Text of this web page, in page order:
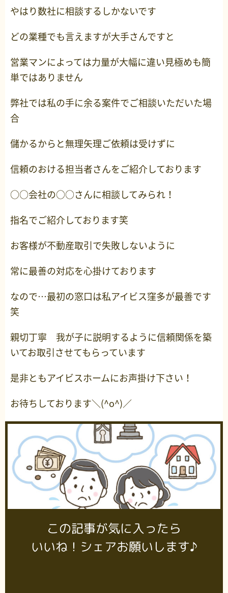
やはり数社に相談するしかないです
どの業種でも言えますが大手さんですと
営業マンによっては力量が大幅に違い見極めも簡
単ではありません
弊社では私の手に余る案件でご相談いただいた場
合
儲かるからと無理矢理ご依頼は受けずに
信頼のおける担当者さんをご紹介しております
○○会社の○○さんに相談してみられ！
指名でご紹介しております笑
お客様が不動産取引で失敗しないように
常に最善の対応を心掛けております
なので…最初の窓口は私アイビス窪多が最善です
笑
親切丁寧 我が子に説明するように信頼関係を築
いてお取引させてもらっています
是非ともアイビスホームにお声掛け下さい！
お待ちしております＼(^o^)／
この記事が気に入ったら
いいね！シェアお願いします♪